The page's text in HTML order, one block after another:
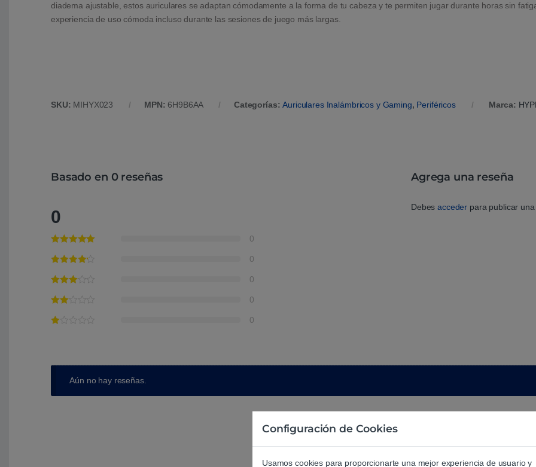
diadema ajustable, estos auriculares se adaptan cómodamente a la forma de tu cabeza y te permiten jugar durante horas sin
experiencia de uso cómoda incluso durante las sesiones de juego más largas.
SKU: MIHYX023 MPN: 6H9B6AA Categorías:Auriculares Inalámbricos y Gaming, Periféricos Marca:
Basado en 0 reseñas
0
0
0
0
0
0
Agrega una reseña
Debesacceder para publicar
Aún no hay reseñas.
Configuración de Cookies
Usamos cookies para proporcionarte una mejor experiencia de usuario y